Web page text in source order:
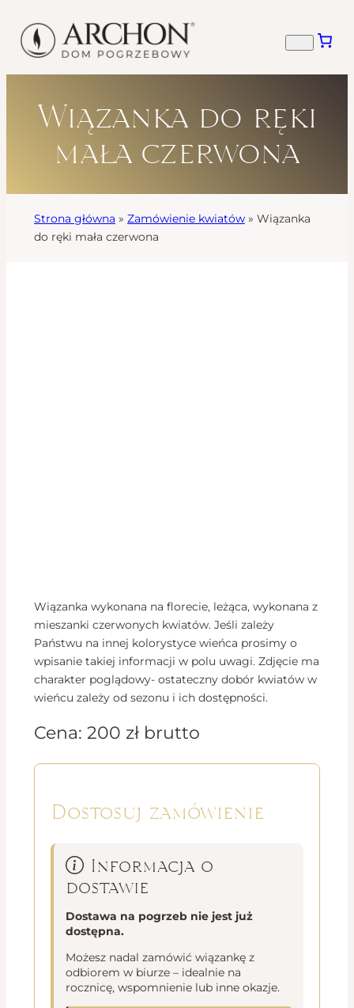
Wiązanka do ręki
mała czerwona
Strona główna » Zamówienie kwiatów » Wiązanka
do ręki mała czerwona
Wiązanka wykonana na florecie, leżąca, wykonana z
mieszanki czerwonych kwiatów. Jeśli zależy
Państwu na innej kolorystyce wieńca prosimy o
wpisanie takiej informacji w polu uwagi. Zdjęcie ma
charakter poglądowy- ostateczny dobór kwiatów w
wieńcu zależy od sezonu i ich dostępności.
Cena: 200 zł brutto
Dostosuj zamówienie
Informacja o
dostawie
Dostawa na pogrzeb nie jest już
dostępna.
Możesz nadal zamówić wiązankę z
odbiorem w biurze – idealnie na
rocznicę, wspomnienie lub inne okazje.